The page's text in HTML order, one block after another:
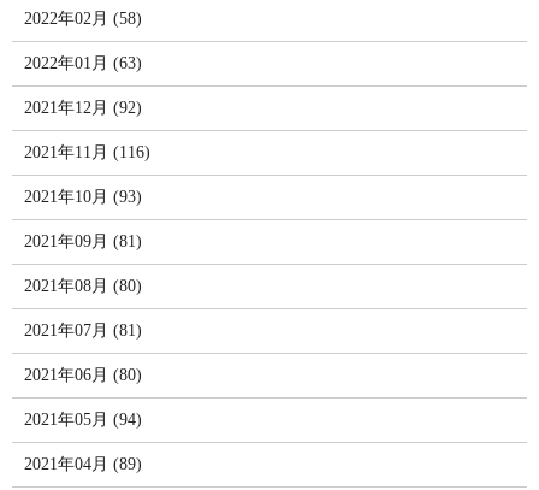
2022年02月 (58)
2022年01月 (63)
2021年12月 (92)
2021年11月 (116)
2021年10月 (93)
2021年09月 (81)
2021年08月 (80)
2021年07月 (81)
2021年06月 (80)
2021年05月 (94)
2021年04月 (89)